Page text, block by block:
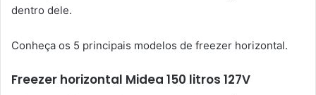
dentro dele.
Conheça os 5 principais modelos de freezer horizontal.
Freezer horizontal Midea 150 litros 127V